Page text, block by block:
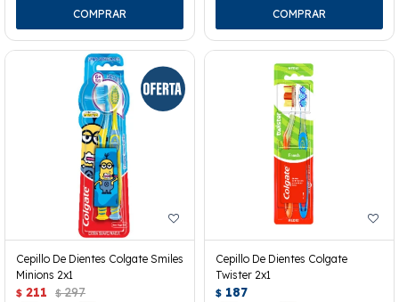
Cepillo De Dientes Colgate Smiles
Minions 2x1
$ 211 $ 297
Cepillo De Dientes Colgate
Twister 2x1
$ 187